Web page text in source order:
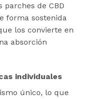
parches de CBD
forma sostenida
los convierte en
absorción
individuales
único, lo que